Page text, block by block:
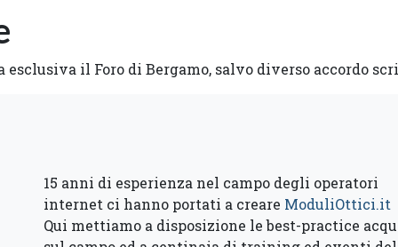
il Foro di Bergamo, salvo diverso accordo
15 anni di esperienza nel campo degli operatori
internet ci hanno portati a creare ModuliOttici.it
Qui mettiamo a disposizione le best-practice